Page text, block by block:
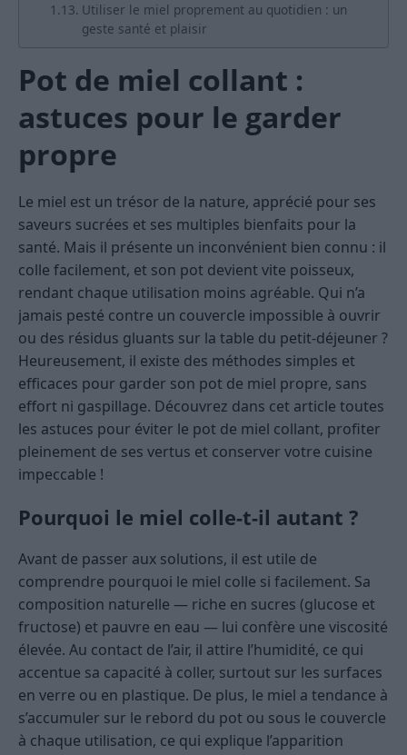
Utiliser le miel proprement au quotidien : un
geste santé et plaisir
Pot de miel collant :
astuces pour le garder
propre
Le miel est un trésor de la nature, apprécié pour ses
saveurs sucrées et ses multiples bienfaits pour la
santé. Mais il présente un inconvénient bien connu : il
colle facilement, et son pot devient vite poisseux,
rendant chaque utilisation moins agréable. Qui n’a
jamais pesté contre un couvercle impossible à ouvrir
ou des résidus gluants sur la table du petit-déjeuner ?
Heureusement, il existe des méthodes simples et
efficaces pour garder son pot de miel propre, sans
effort ni gaspillage. Découvrez dans cet article toutes
les astuces pour éviter le pot de miel collant, profiter
pleinement de ses vertus et conserver votre cuisine
impeccable !
Pourquoi le miel colle-t-il autant ?
Avant de passer aux solutions, il est utile de
comprendre pourquoi le miel colle si facilement. Sa
composition naturelle — riche en sucres (glucose et
fructose) et pauvre en eau — lui confère une viscosité
élevée. Au contact de l’air, il attire l’humidité, ce qui
accentue sa capacité à coller, surtout sur les surfaces
en verre ou en plastique. De plus, le miel a tendance à
s’accumuler sur le rebord du pot ou sous le couvercle
à chaque utilisation, ce qui explique l’apparition